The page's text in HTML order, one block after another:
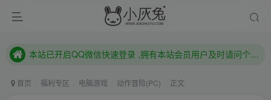
本站已开启QQ微信快速登录 ,拥有本站会员用户及时请问个人中心绑定！
首页 福利专区 电脑游戏 动作冒险(PC) 正文